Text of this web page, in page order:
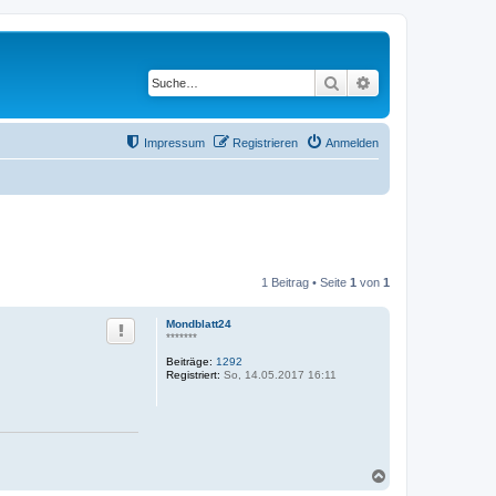
Suche
Anmelden
Registrieren
Impressum
1 Beitrag • Seite 1 von 1
Mondblatt24
*******
Beiträge: 1292
Registriert: So, 14.05.2017 16:11